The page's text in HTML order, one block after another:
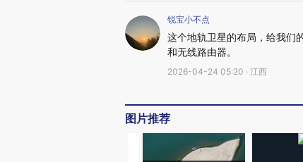
锐宝小不点
这个地轨卫星的布局，给我们
和无线路由器。
2026-04-24 05:20 · 江西
图片推荐